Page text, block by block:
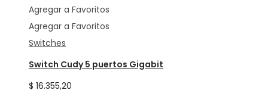
Agregar a Favoritos
Agregar a Favoritos
Switches
Switch Cudy 5 puertos Gigabit
$ 16.355,20